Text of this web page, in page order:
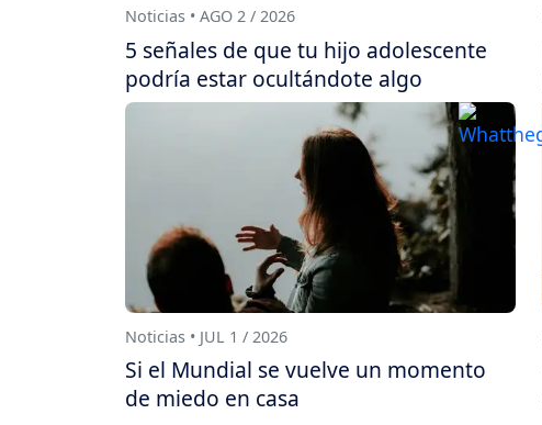
Noticias • AGO 2 / 2026
5 señales de que tu hijo adolescente
podría estar ocultándote algo
Noticias • JUL 1 / 2026
Si el Mundial se vuelve un momento
de miedo en casa